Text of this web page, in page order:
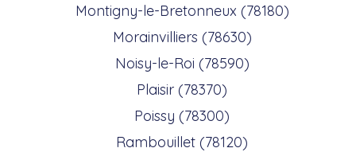
Montigny-le-Bretonneux (78180)
Morainvilliers (78630)
Noisy-le-Roi (78590)
Plaisir (78370)
Poissy (78300)
Rambouillet (78120)